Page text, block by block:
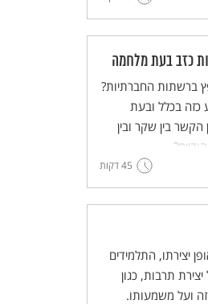
יכולים לעשות
כזב בעת מלחמה
ברשתות החברתיות?
כזה בכלל ובעת
בין שקר ובין
45 דקות
יצירתו, התלמידים
תרבות, כגון
ועל משמעותו.